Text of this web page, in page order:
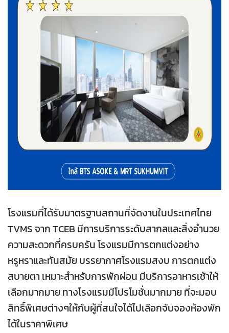
โรงแรมที่ได้รับมาตรฐานสถานที่จัดงานในประเทศไทย
TVMS จาก TCEB มีการบริการระดับสากลและสิ่งอำนวย
ความสะดวกที่ครบครัน โรงแรมมีการตกแต่งอย่าง
หรูหราและทันสมัย บรรยากาศโรงแรมสงบ การตกแต่ง
สบายตา เหมาะสำหรับการพักผ่อน มีบริการอาหารเช้าให้
เลือกมากมาย ทางโรงแรมมีโปรโมชั่นมากมาย ที่จะมอบ
สิทธิ์พิเศษต่างๆให้กับผู้ที่สนใจได้ไปเลือกจับจองห้องพัก
ได้ในราคาพิเศษ